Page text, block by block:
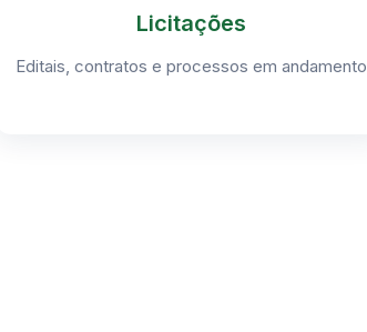
Licitações
Editais, contratos e processos em andamento